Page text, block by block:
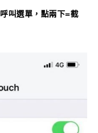
叫選單，點兩下=截